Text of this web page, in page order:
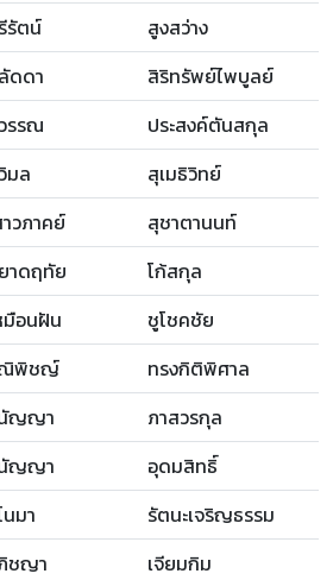
รัตน์
สูงสว่าง
ดดา
สิริทรัพย์ไพบูลย์
รรณ
ประสงค์ตันสกุล
มล
สุเมธิวิทย์
าวภาคย์
สุชาตานนท์
าดฤทัย
โก้สกุล
มือนฝัน
ชูโชคชัย
พิชญ์
ทรงกิติพิศาล
ญญา
ภาสวรกุล
ญญา
อุดมสิทธิ์
นมา
รัตนะเจริญธรรม
ชญา
เจียมกิม